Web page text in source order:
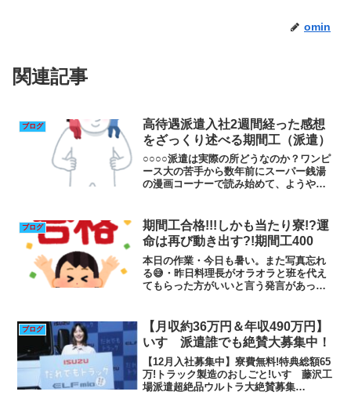
omin
関連記事
ブログ
高待遇派遣入社2週間経った感想
をざっくり述べる期間工（派遣）
○○○○派遣は実際の所どうなのか？ワンピ
ース大の苦手から数年前にスーパー銭湯
の漫画コーナーで読み始めて、ようやく
から2週間経ちＧＷに突入して絶賛連休満
喫中で○○○○派...
ブログ
期間工合格!!!しかも当たり寮!?運
命は再び動き出す?!期間工400
本日の作業・今日も暑い。また写真忘れ
る😅・昨日料理長がオラオラと班を代え
てもらった方がいいと言う発言があった
だと言う。その事がなんかしらんけど、
オラオラが工場の偉い人に...
ブログ
【月収約36万円＆年収490万円】
いすゞ派遣誰でも絶賛大募集中！
【12月入社募集中】寮費無料!特典総額65
万!トラック製造のおしごと!いすゞ藤沢工
場派遣超絶品ウルトラ大絶賛募集